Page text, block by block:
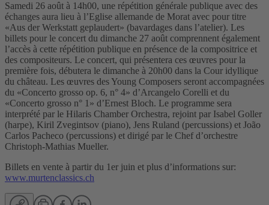
Samedi 26 août à 14h00, une répétition générale publique avec des
échanges aura lieu à l’Eglise allemande de Morat avec pour titre
«Aus der Werkstatt geplaudert» (bavardages dans l’atelier). Les
billets pour le concert du dimanche 27 août comprennent également
l’accès à cette répétition publique en présence de la compositrice et
des compositeurs. Le concert, qui présentera ces œuvres pour la
première fois, débutera le dimanche à 20h00 dans la Cour idyllique
du château. Les œuvres des Young Composers seront accompagnées
du «Concerto grosso op. 6, n° 4» d’Arcangelo Corelli et du
«Concerto grosso n° 1» d’Ernest Bloch. Le programme sera
interprété par le Hilaris Chamber Orchestra, rejoint par Isabel Goller
(harpe), Kiril Zvegintsov (piano), Jens Ruland (percussions) et João
Carlos Pacheco (percussions) et dirigé par le Chef d’orchestre
Christoph-Mathias Mueller.
Billets en vente à partir du 1er juin et plus d’informations sur:
www.murtenclassics.ch